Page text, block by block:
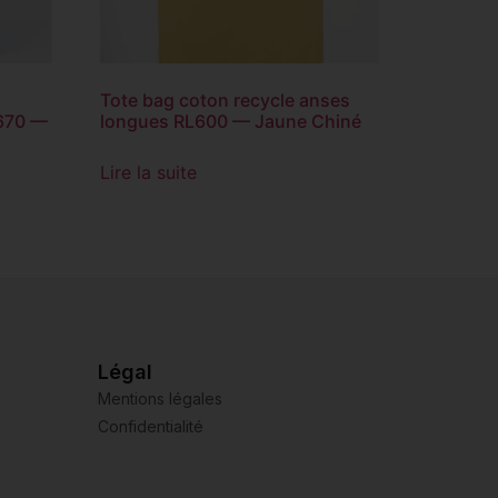
—
Tote bag coton recycle anses
longues RL600 — Jaune Chiné
Lire la suite
Légal
Mentions légales
Confidentialité